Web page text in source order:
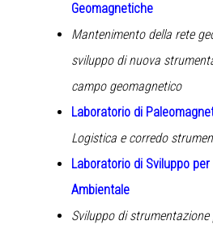
Geomagnetiche
Mantenimento della rete
sviluppo di nuova
campo geomagnetico
Laboratorio di
Logistica e corredo
Laboratorio di Sviluppo
Ambientale
Sviluppo di